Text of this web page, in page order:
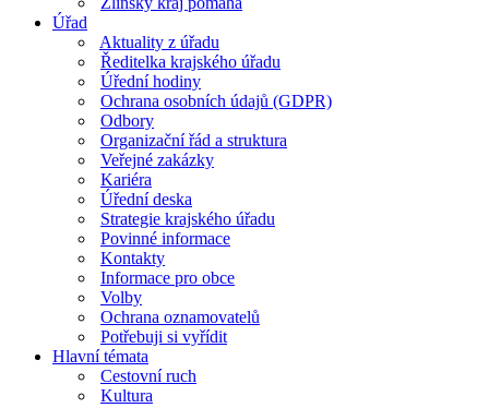
Úřad
Aktuality z úřadu
Ředitelka krajského úřadu
Úřední hodiny
Ochrana osobních údajů (GDPR)
Odbory
Organizační řád a struktura
Veřejné zakázky
Kariéra
Úřední deska
Strategie krajského úřadu
Povinné informace
Kontakty
Informace pro obce
Volby
Ochrana oznamovatelů
Potřebuji si vyřídit
Hlavní témata
Cestovní ruch
Kultura